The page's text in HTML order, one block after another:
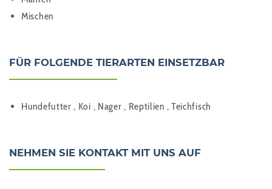
Mischen
FÜR FOLGENDE TIERARTEN EINSETZBAR
Hundefutter , Koi , Nager , Reptilien , Teichfisch
NEHMEN SIE KONTAKT MIT UNS AUF